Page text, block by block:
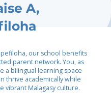
A,
our school benefits
parent network. You, as
a bilingual learning space
thrive academically while
vibrant Malagasy culture.